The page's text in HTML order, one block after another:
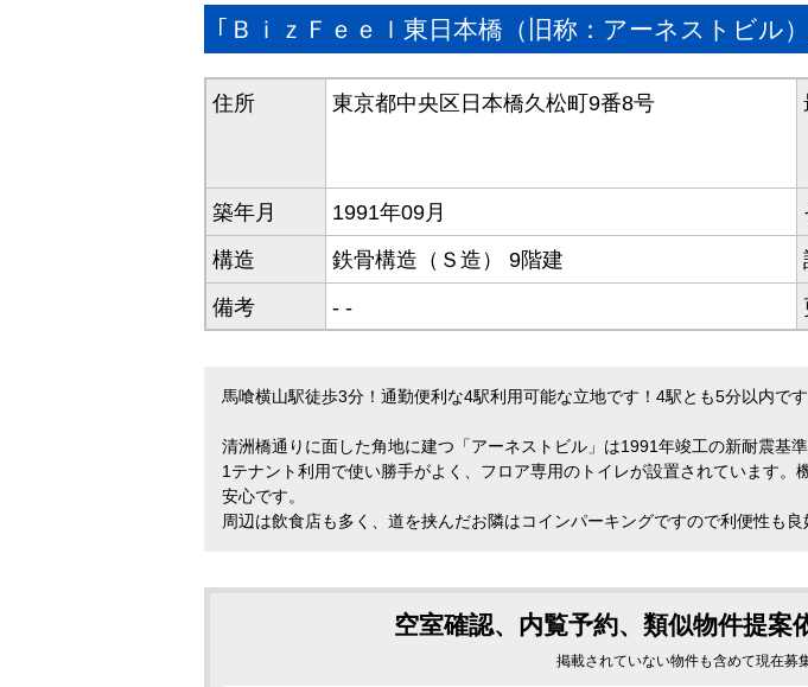
｢ＢｉｚＦｅｅｌ東日本橋（旧称：アーネストビル
住所 東京都中央区日本橋久松町9番8号
築年月
1991年09月
構造
鉄骨構造（Ｓ造） 9階建
備考
- -
馬喰横山駅徒歩3分！通勤便利な4駅利用可能な立地です！4駅とも5分以内です
清洲橋通りに面した角地に建つ「アーネストビル」は1991年竣工の新耐震基
1テナント利用で使い勝手がよく、フロア専用のトイレが設置されています。
安心です。
周辺は飲食店も多く、道を挟んだお隣はコインパーキングですので利便性も良
空室確認、内覧予約、類似物件提
掲載されていない物件も含めて現在募